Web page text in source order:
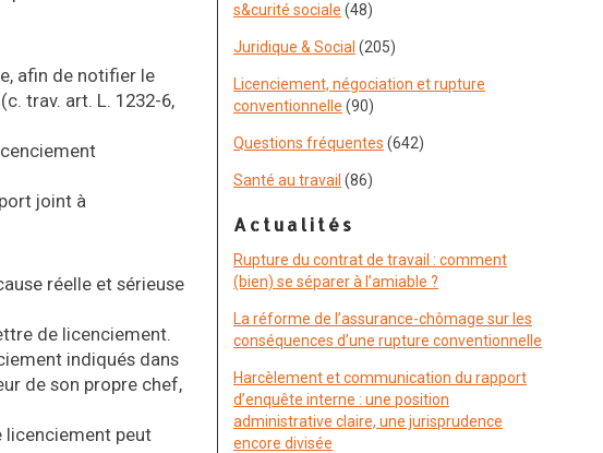
afin de notifier le
trav. art. L. 1232-6,
joint à
réelle et sérieuse
de licenciement.
indiqués dans
de son propre chef,
licenciement peut
s&curité sociale (48)
Juridique & Social (205)
Licenciement, négociation et rupture
conventionnelle (90)
Questions fréquentes (642)
Santé au travail (86)
Actualités
Rupture du contrat de travail : comment
(bien) se séparer à l’amiable ?
La réforme de l’assurance-chômage sur les
conséquences d’une rupture conventionnelle
Harcèlement et communication du rapport
d’enquête interne : une position
administrative claire, une jurisprudence
encore divisée